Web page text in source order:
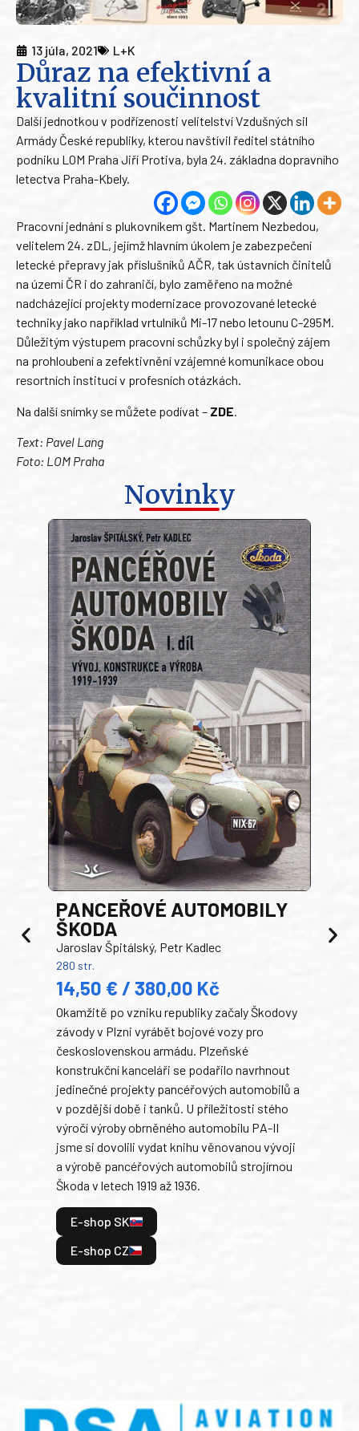
13 júla, 2021 L+K
Důraz na efektivní a
kvalitní součinnost
Další jednotkou v podřízenosti velitelství Vzdušných sil
Armády České republiky, kterou navštívil ředitel státního
podniku LOM Praha Jiří Protiva, byla 24. základna dopravního
letectva Praha-Kbely.
Pracovní jednání s plukovníkem gšt. Martinem Nezbedou,
velitelem 24. zDL, jejímž hlavním úkolem je zabezpečení
letecké přepravy jak příslušníků AČR, tak ústavních činitelů
na území ČR i do zahraničí, bylo zaměřeno na možné
nadcházející projekty modernizace provozované letecké
techniky jako například vrtulníků Mi-17 nebo letounu C-295M.
Důležitým výstupem pracovní schůzky byl i společný zájem
na prohloubení a zefektivnění vzájemné komunikace obou
resortních institucí v profesních otázkách.
Na další snímky se můžete podívat – ZDE
Text: Pavel Lang
Foto: LOM Praha
Novinky
PANCEŘOVÉ AUTOMOBILY
ŠKODA
Jaroslav Špitálský, Petr Kadlec
280 str.
14,50 € / 380,00 Kč
Okamžitě po vzniku republiky začaly Škodovy
závody v Plzni vyrábět bojové vozy pro
československou armádu. Plzeňské
konstrukční kanceláři se podařilo navrhnout
jedinečné projekty pancéřových automobilů a
v pozdější době i tanků. U příležitosti stého
výročí výroby obrněného automobilu PA-II
jsme si dovolili vydat knihu věnovanou vývoji
a výrobě pancéřových automobilů strojírnou
Škoda v letech 1919 až 1936.
E-shop SK
E-shop CZ